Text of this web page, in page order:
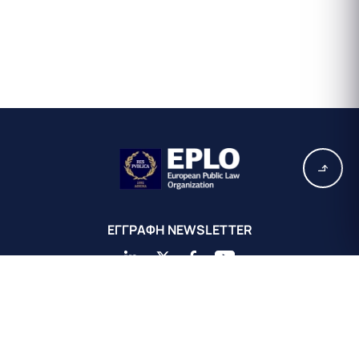
EΓΓΡΑΦΗ ΝEWSLETTER